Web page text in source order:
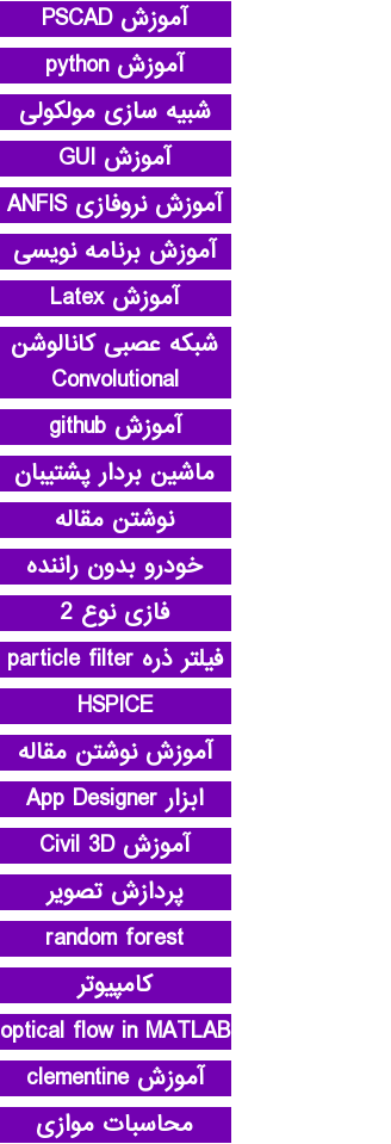
آموزش PSCAD
آموزش python
شبیه سازی مولکولی
آموزش GUI
آموزش نروفازی ANFIS
آموزش برنامه نویسی
آموزش Latex
شبکه عصبی کانالوشن
Convolutional
آموزش github
ماشین بردار پشتیبان
نوشتن مقاله
خودرو بدون راننده
فازی نوع 2
فیلتر ذره particle filter
HSPICE
آموزش نوشتن مقاله
ابزار App Designer
آموزش Civil 3D
پردازش تصویر
random forest
کامپیوتر
optical flow in MATLAB
آموزش clementine
محاسبات موازی